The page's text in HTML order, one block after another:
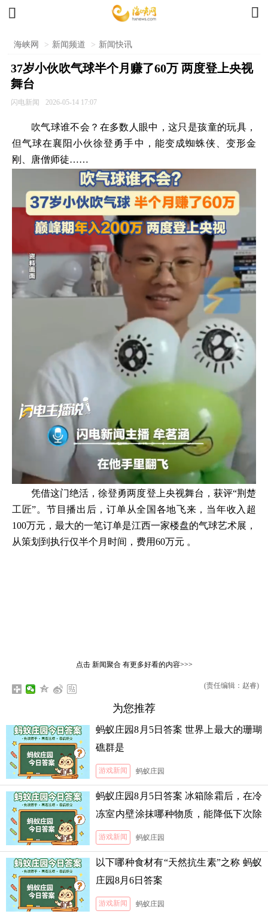
 
海峡网 > 新闻频道 > 新闻快讯
37岁小伙吹气球半个月赚了60万 两度登上央视
舞台
闪电新闻 2026-05-14 17:07
吹气球谁不会？在多数人眼中，这只是孩童的玩具，
但气球在襄阳小伙徐登勇手中，能变成蜘蛛侠、变形金
刚、唐僧师徒……
凭借这门绝活，徐登勇两度登上央视舞台，获评“荆楚
工匠”。节目播出后，订单从全国各地飞来，当年收入超
100万元，最大的一笔订单是江西一家楼盘的气球艺术展，
从策划到执行仅半个月时间，费用60万元 。
点击 新闻聚合有更多好看的内容>>>
(责任编辑：赵睿)
为您推荐
蚂蚁庄园8月5日答案 世界上最大的珊瑚
礁群是
游戏新闻 蚂蚁庄园
蚂蚁庄园8月5日答案 冰箱除霜后，在冷
冻室内壁涂抹哪种物质，能降低下次除
霜的难度
游戏新闻 蚂蚁庄园
以下哪种食材有“天然抗生素”之称 蚂蚁
庄园8月6日答案
游戏新闻 蚂蚁庄园